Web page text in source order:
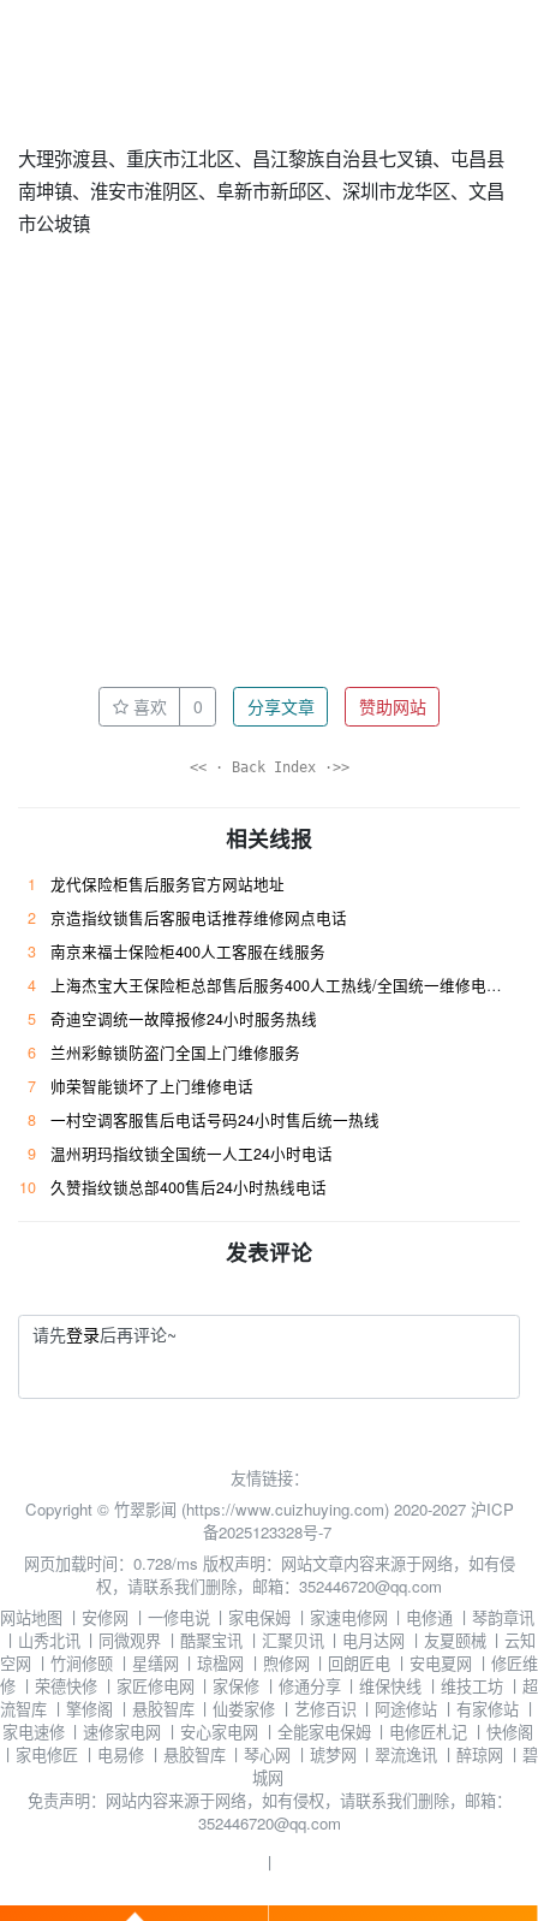
大理弥渡县、重庆市江北区、昌江黎族自治县七叉镇、屯昌县
南坤镇、淮安市淮阴区、阜新市新邱区、深圳市龙华区、文昌
市公坡镇
喜欢 0 分享文章 赞助网站
<< · Back Index ·>>
相关线报
1
龙代保险柜售后服务官方网站地址
2
京造指纹锁售后客服电话推荐维修网点电话
3
南京来福士保险柜400人工客服在线服务
4
上海杰宝大王保险柜总部售后服务400人工热线/全国统一维修电话是多少
5
奇迪空调统一故障报修24小时服务热线
6
兰州彩鲸锁防盗门全国上门维修服务
7
帅荣智能锁坏了上门维修电话
8
一村空调客服售后电话号码24小时售后统一热线
9
温州玥玛指纹锁全国统一人工24小时电话
10
久赞指纹锁总部400售后24小时热线电话
发表评论
请先登录后再评论~
友情链接：
Copyright © 竹翠影闻 (https://www.cuizhuying.com) 2020-2027 沪ICP
备2025123328号-7
网页加载时间：0.728/ms 版权声明：网站文章内容来源于网络，如有侵
权，请联系我们删除，邮箱：352446720@qq.com
网站地图 丨 安修网 丨 一修电说 丨 家电保姆 丨 家速电修网 丨 电修通 丨琴韵章讯
丨 山秀北讯 丨 同微观界 丨 酷聚宝讯 丨 汇聚贝讯 丨 电月达网 丨 友夏颐械 丨云知
空网 丨 竹涧修颐 丨 星缮网 丨琼楹网 丨 煦修网 丨 回朗匠电 丨 安电夏网 丨 修匠维
修 丨 荣德快修 丨 家匠修电网 丨 家保修 丨 修通分享 丨维保快线 丨维技工坊 丨 超
流智库 丨 擎修阁 丨 悬胶智库 丨仙娄家修 丨 艺修百识 丨 阿途修站 丨 有家修站 丨
家电速修 丨 速修家电网 丨 安心家电网 丨 全能家电保姆 丨 电修匠札记 丨 快修阁
丨 家电修匠 丨 电易修 丨 悬胶智库 丨琴心网 丨 琥梦网 丨翠流逸讯 丨醉琼网 丨 碧
城网
免责声明：网站内容来源于网络，如有侵权，请联系我们删除，邮箱：
352446720@qq.com
丨